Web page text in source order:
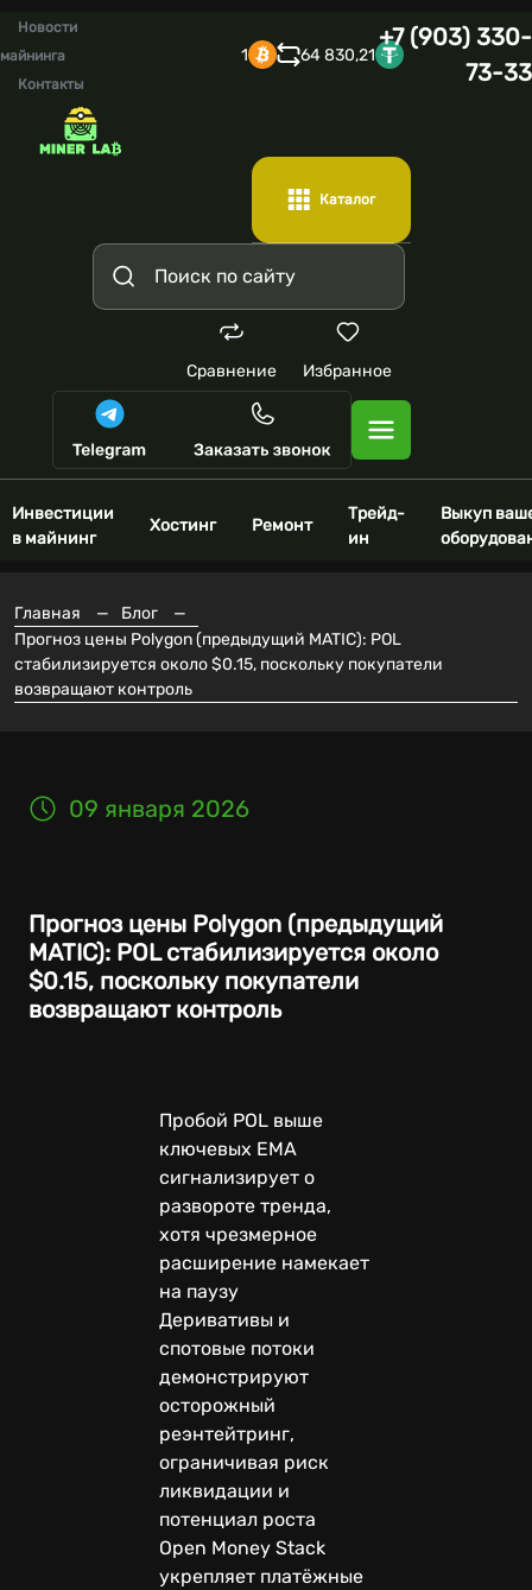
Новости
майнинга
Контакты
1 64 830,21
+7 (903) 330-
73-33
Каталог
Сравнение Избранное
Инвестиции
в майнинг
Хостинг Ремонт
Трейд-
ин
Выкуп
Главная — Блог
—
Прогноз цены Polygon (предыдущий MATIC): POL
стабилизируется около $0.15, поскольку покупатели
возвращают контроль
09 января 2026
Прогноз цены Polygon (предыдущий
MATIC): POL стабилизируется около
$0.15, поскольку покупатели
возвращают контроль
Пробой POL выше
ключевых EMA
сигнализирует о
развороте тренда,
хотя чрезмерное
расширение намекает
на паузу
Деривативы и
спотовые потоки
демонстрируют
осторожный
реэнтейтринг,
ограничивая риск
ликвидации и
потенциал роста
Open Money Stack
укрепляет платёжные